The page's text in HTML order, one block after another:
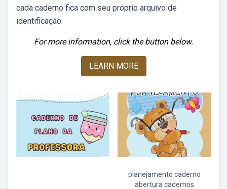
cada caderno fica com seu próprio arquivo de
identificação.
For more information, click the button below.
LEARN MORE
planejamento caderno
abertura cadernos